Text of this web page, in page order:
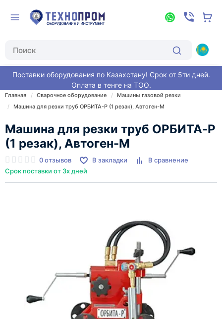
Поставки оборудования по Казахстану! Срок от 5ти дней.
Оплата в тенге на ТОО.
Главная Сварочное оборудование
Машины газовой резки
Машина для резки труб ОРБИТА-Р (1 резак), Автоген-М
Машина для резки труб ОРБИТА-Р
(1 резак), Автоген-М
0 отзывов В закладки
В сравнение
Срок поставки от 3х дней